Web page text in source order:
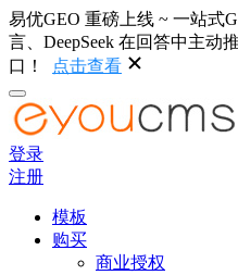
易优GEO 重磅上线 ~ 一站式
言、DeepSeek 在回答中主动
口！
点击查看
登录
注册
模板
购买
商业授权